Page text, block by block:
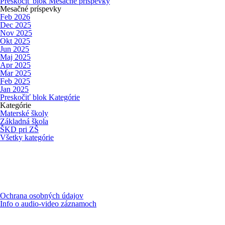
Mesačné príspevky
Feb 2026
Dec 2025
Nov 2025
Okt 2025
Jun 2025
Maj 2025
Apr 2025
Mar 2025
Feb 2025
Jan 2025
Preskočiť blok Kategórie
Kategórie
Materské školy
Základná škola
ŠKD pri ZŠ
Všetky kategórie
Ochrana osobných údajov
Info o audio-video záznamoch